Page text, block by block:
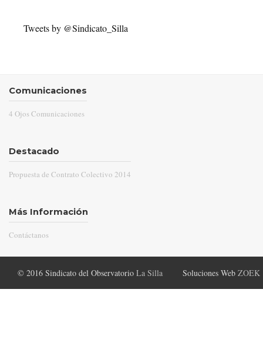
Tweets by @Sindicato_Silla
Comunicaciones
4 Ojos Comunicaciones
Destacado
Propuesta de Contrato Colectivo 2014
Más Información
Contáctanos
© 2016 Sindicato del Observatorio La Silla Soluciones Web ZOEK